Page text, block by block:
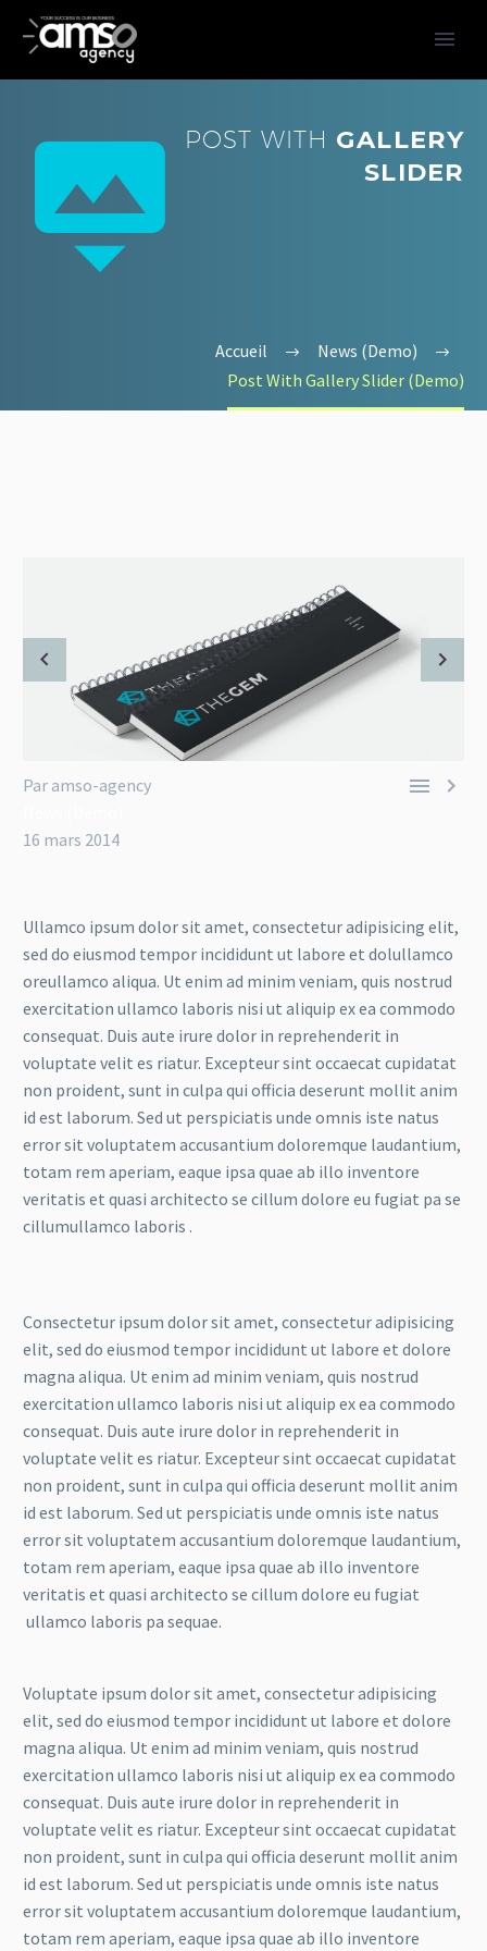

 POST WITH GALLERY
SLIDER
Accueil
News (Demo)
Post With Gallery Slider (Demo)
 
Par amso-agency
16 mars 2014
Ullamco ipsum dolor sit amet, consectetur adipisicing elit,
sed do eiusmod tempor incididunt ut labore et dolullamco
oreullamco aliqua. Ut enim ad minim veniam, quis nostrud
exercitation ullamco laboris nisi ut aliquip ex ea commodo
consequat. Duis aute irure dolor in reprehenderit in
voluptate velit es riatur. Excepteur sint occaecat cupidatat
non proident, sunt in culpa qui officia deserunt mollit anim
id est laborum. Sed ut perspiciatis unde omnis iste natus
error sit voluptatem accusantium doloremque laudantium,
totam rem aperiam, eaque ipsa quae ab illo inventore
veritatis et quasi architecto se cillum dolore eu fugiat pa se
cillumullamco laboris .
Consectetur ipsum dolor sit amet, consectetur adipisicing
elit, sed do eiusmod tempor incididunt ut labore et dolore
magna aliqua. Ut enim ad minim veniam, quis nostrud
exercitation ullamco laboris nisi ut aliquip ex ea commodo
consequat. Duis aute irure dolor in reprehenderit in
voluptate velit es riatur. Excepteur sint occaecat cupidatat
non proident, sunt in culpa qui officia deserunt mollit anim
id est laborum. Sed ut perspiciatis unde omnis iste natus
error sit voluptatem accusantium doloremque laudantium,
totam rem aperiam, eaque ipsa quae ab illo inventore
veritatis et quasi architecto se cillum dolore eu fugiat
ullamco laboris pa sequae.
Voluptate ipsum dolor sit amet, consectetur adipisicing
elit, sed do eiusmod tempor incididunt ut labore et dolore
magna aliqua. Ut enim ad minim veniam, quis nostrud
exercitation ullamco laboris nisi ut aliquip ex ea commodo
consequat. Duis aute irure dolor in reprehenderit in
voluptate velit es riatur. Excepteur sint occaecat cupidatat
non proident, sunt in culpa qui officia deserunt mollit anim
id est laborum. Sed ut perspiciatis unde omnis iste natus
error sit voluptatem accusantium doloremque laudantium,
totam rem aperiam, eaque ipsa quae ab illo inventore